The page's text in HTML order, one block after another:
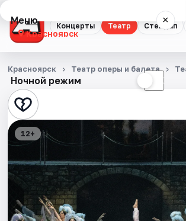
Концерты Театр Стендап
Меню ×
Красноярск
Концерты
Театр
Стендап
Выставки
Квесты
Экскурсии
Ночной режим ☾
Красноярск Театр оперы и балета
12+